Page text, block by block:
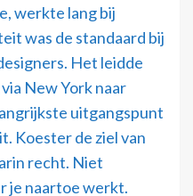
werkte lang bij
was de standaard bij
Het leidde
New York naar
uitgangspunt
Koester de ziel van
recht. Niet
je naartoe werkt.